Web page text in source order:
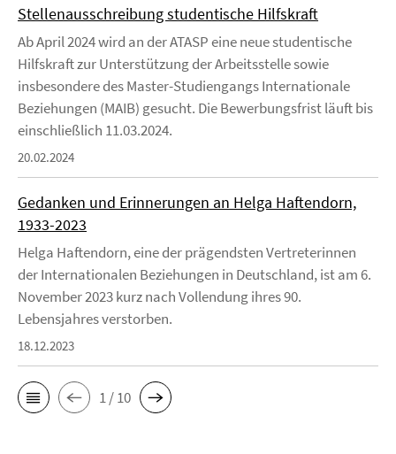
Stellenausschreibung studentische Hilfskraft
Ab April 2024 wird an der ATASP eine neue studentische
Hilfskraft zur Unterstützung der Arbeitsstelle sowie
insbesondere des Master-Studiengangs Internationale
Beziehungen (MAIB) gesucht. Die Bewerbungsfrist läuft bis
einschließlich 11.03.2024.
20.02.2024
Gedanken und Erinnerungen an Helga Haftendorn,
1933-2023
Helga Haftendorn, eine der prägendsten Vertreterinnen
der Internationalen Beziehungen in Deutschland, ist am 6.
November 2023 kurz nach Vollendung ihres 90.
Lebensjahres verstorben.
18.12.2023
1 / 10